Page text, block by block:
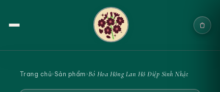
Sản phẩm
Trang chủ›Sản phẩm ›Bó Hoa Hồng Lan Hồ Điệp Sinh Nhật